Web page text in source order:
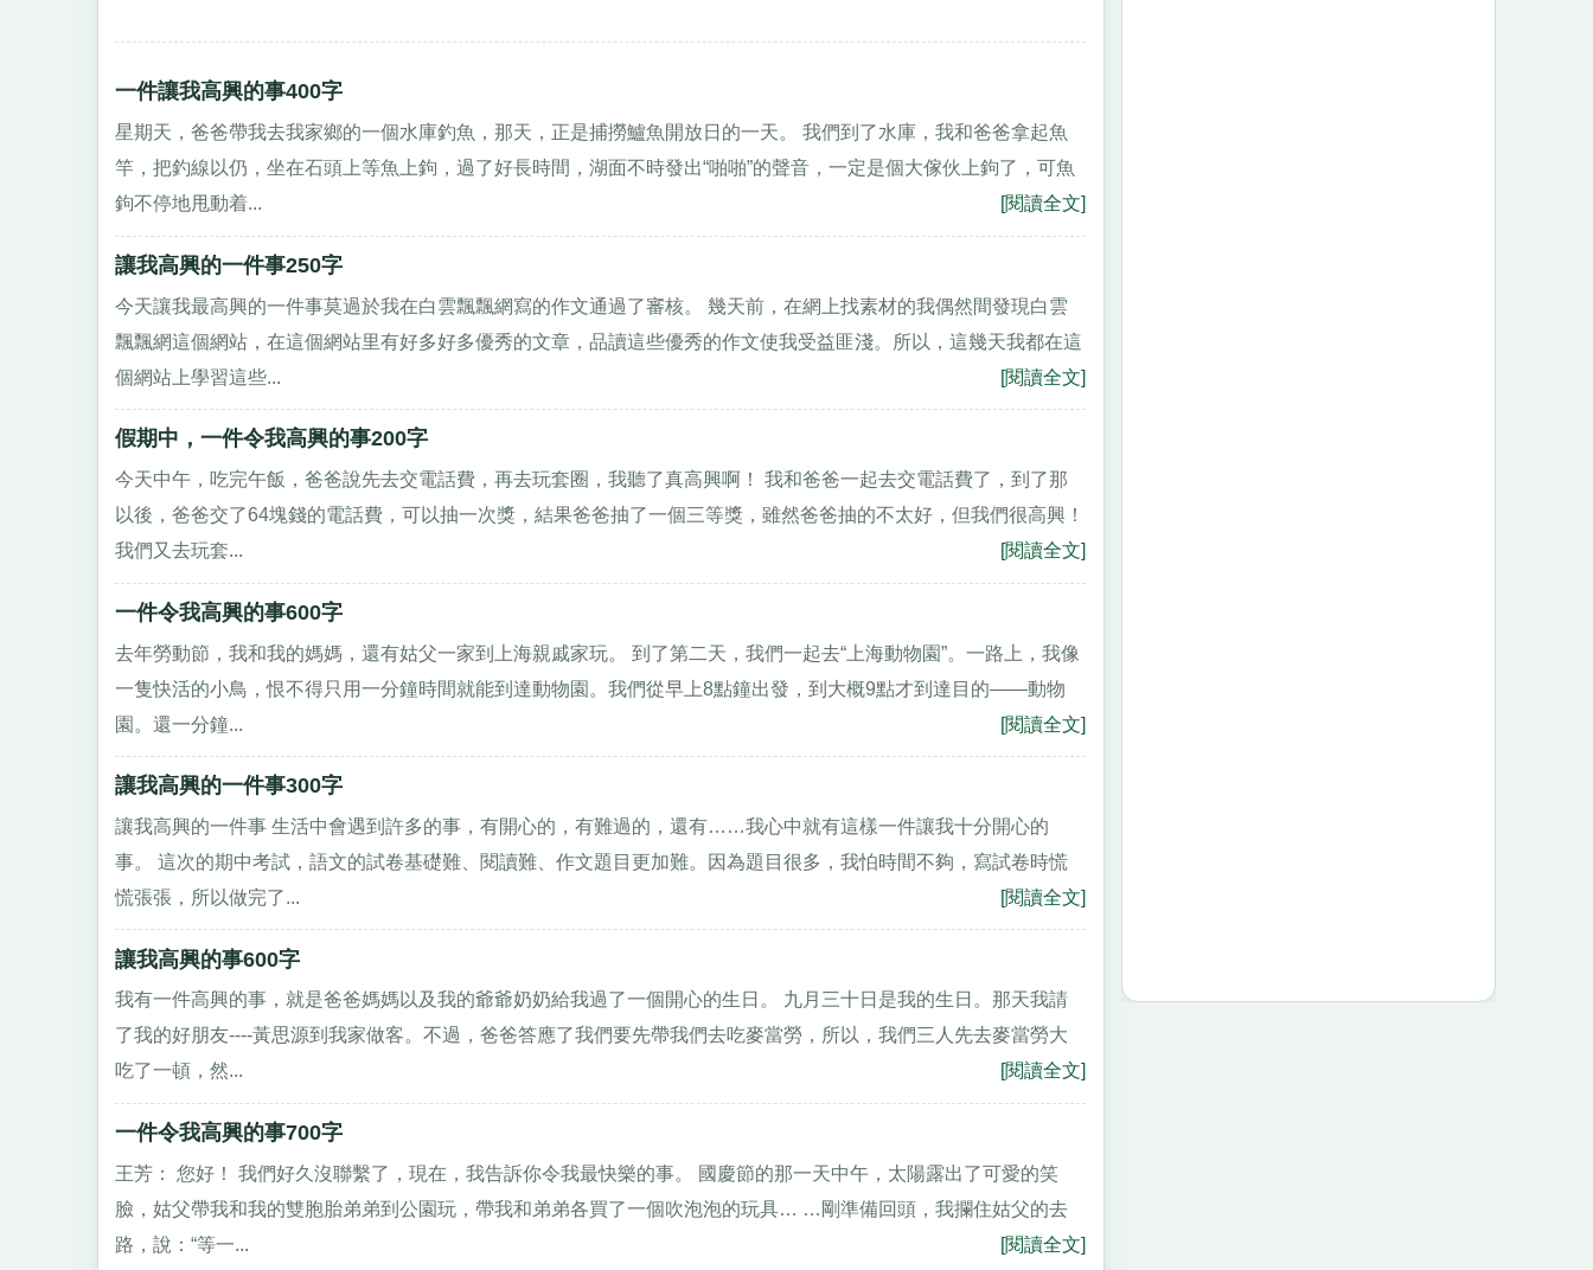
一件讓我高興的事400字
星期天，爸爸帶我去我家鄉的一個水庫釣魚，那天，正是捕撈鱸魚開放日的一天。 我們到了水庫，我和爸爸拿起魚
竿，把釣線以仍，坐在石頭上等魚上鉤，過了好長時間，湖面不時發出“啪啪”的聲音，一定是個大傢伙上鉤了，可魚
鉤不停地甩動着...
[閱讀全文]
讓我高興的一件事250字
今天讓我最高興的一件事莫過於我在白雲飄飄網寫的作文通過了審核。 幾天前，在網上找素材的我偶然間發現白雲
飄飄網這個網站，在這個網站里有好多好多優秀的文章，品讀這些優秀的作文使我受益匪淺。所以，這幾天我都在這
個網站上學習這些...
[閱讀全文]
假期中，一件令我高興的事200字
今天中午，吃完午飯，爸爸說先去交電話費，再去玩套圈，我聽了真高興啊！ 我和爸爸一起去交電話費了，到了那
以後，爸爸交了64塊錢的電話費，可以抽一次獎，結果爸爸抽了一個三等獎，雖然爸爸抽的不太好，但我們很高興！
我們又去玩套...
[閱讀全文]
一件令我高興的事600字
去年勞動節，我和我的媽媽，還有姑父一家到上海親戚家玩。 到了第二天，我們一起去“上海動物園”。一路上，我像
一隻快活的小鳥，恨不得只用一分鐘時間就能到達動物園。我們從早上8點鐘出發，到大概9點才到達目的——動物
園。還一分鐘...
[閱讀全文]
讓我高興的一件事300字
讓我高興的一件事 生活中會遇到許多的事，有開心的，有難過的，還有……我心中就有這樣一件讓我十分開心的
事。 這次的期中考試，語文的試卷基礎難、閱讀難、作文題目更加難。因為題目很多，我怕時間不夠，寫試卷時慌
慌張張，所以做完了...
[閱讀全文]
讓我高興的事600字
我有一件高興的事，就是爸爸媽媽以及我的爺爺奶奶給我過了一個開心的生日。 九月三十日是我的生日。那天我請
了我的好朋友----黃思源到我家做客。不過，爸爸答應了我們要先帶我們去吃麥當勞，所以，我們三人先去麥當勞大
吃了一頓，然...
[閱讀全文]
一件令我高興的事700字
王芳： 您好！ 我們好久沒聯繫了，現在，我告訴你令我最快樂的事。 國慶節的那一天中午，太陽露出了可愛的笑
臉，姑父帶我和我的雙胞胎弟弟到公園玩，帶我和弟弟各買了一個吹泡泡的玩具… …剛準備回頭，我攔住姑父的去
路，說：“等一...
[閱讀全文]